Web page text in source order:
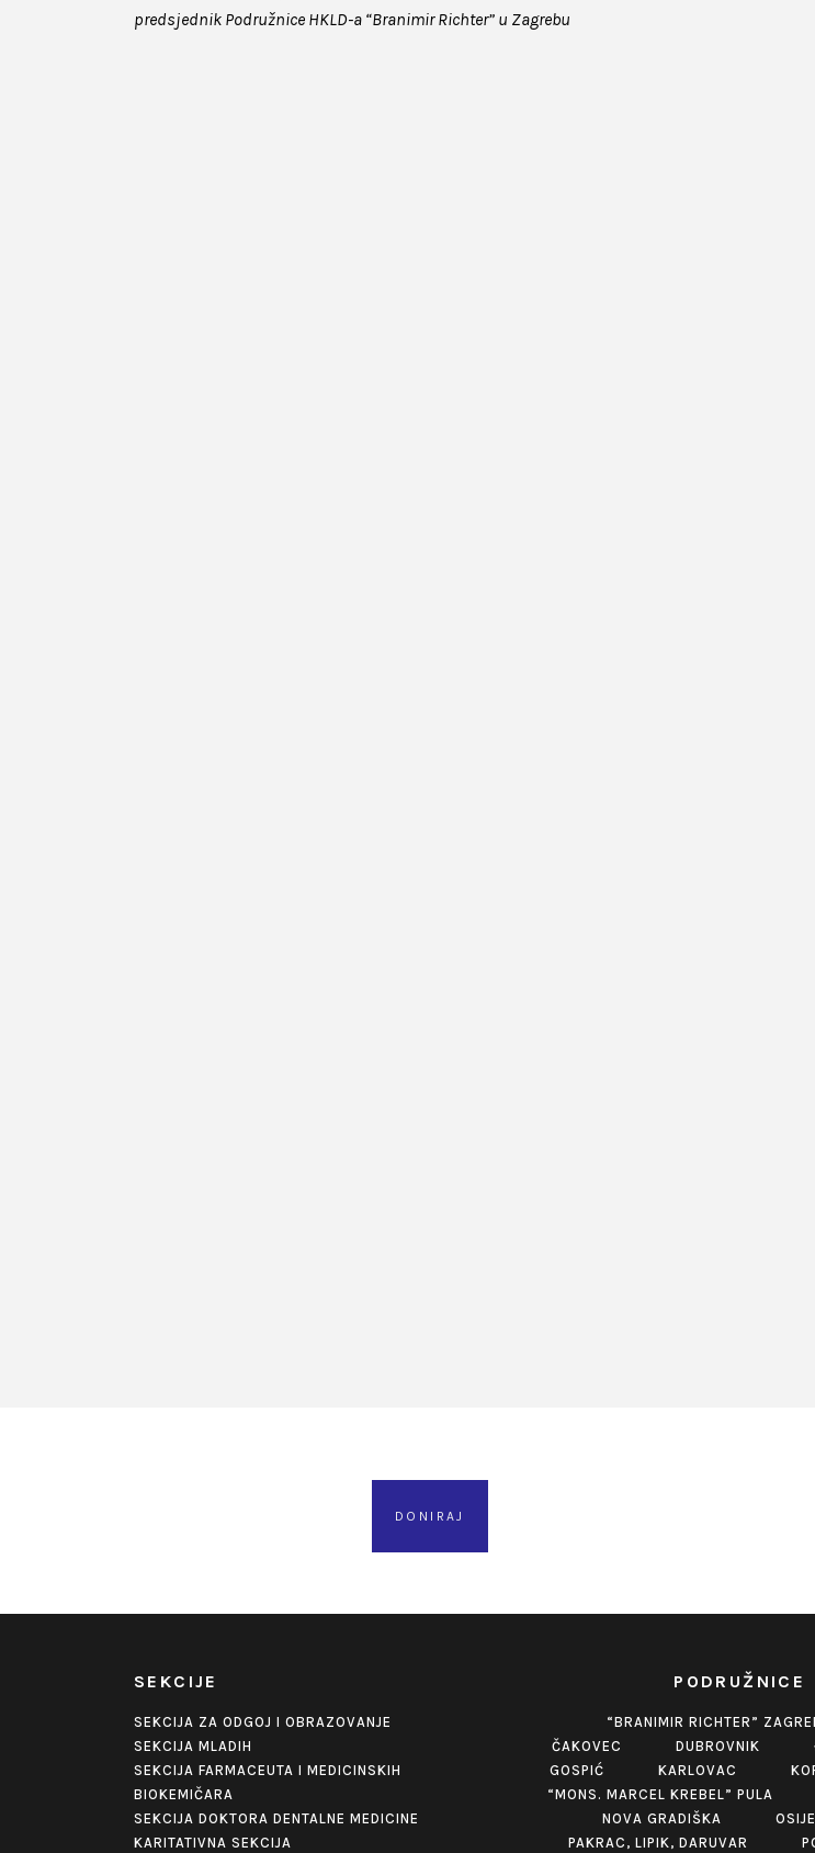
predsjednik Podružnice HKLD-a “Branimir Richter” u Zagrebu
DONIRAJ
SEKCIJE
SEKCIJA ZA ODGOJ I OBRAZOVANJE
SEKCIJA MLADIH
SEKCIJA FARMACEUTA I MEDICINSKIH
BIOKEMIČARA
SEKCIJA DOKTORA DENTALNE MEDICINE
KARITATIVNA SEKCIJA
PODRUŽNICE
“BRANIMIR RICHTER”
ČAKOVEC
DUBROVNIK
GOSPIĆ
KARLOVAC
“MONS. MARCEL KREBEL” PULA
NOVA GRADIŠKA
PAKRAC, LIPIK, DARUVAR